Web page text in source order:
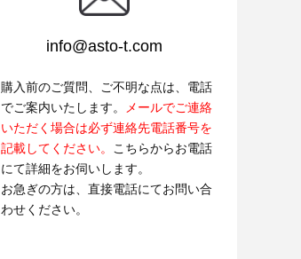
info@asto-t.com
購入前のご質問、ご不明な点は、電話
でご案内いたします。
メールでご連絡
いただく場合は必ず連絡先電話番号を
記載してください。
こちらからお電話
にて詳細をお伺いします。
お急ぎの方は、直接電話にてお問い合
わせください。